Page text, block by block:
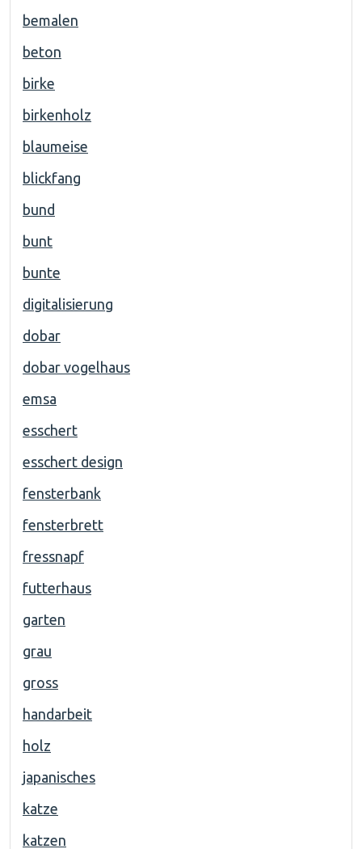
bemalen
beton
birke
birkenholz
blaumeise
blickfang
bund
bunt
bunte
digitalisierung
dobar
dobar vogelhaus
emsa
esschert
esschert design
fensterbank
fensterbrett
fressnapf
futterhaus
garten
grau
gross
handarbeit
holz
japanisches
katze
katzen